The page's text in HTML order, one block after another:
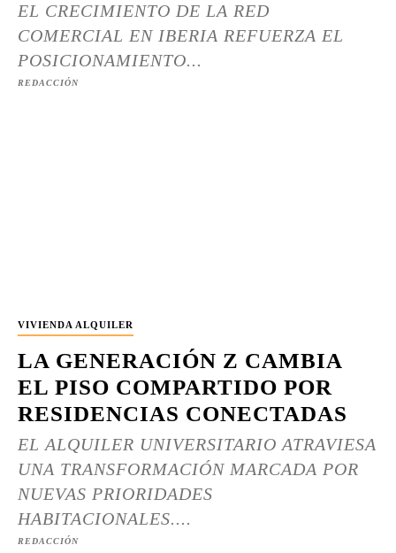
EL CRECIMIENTO DE LA RED
COMERCIAL EN IBERIA REFUERZA EL
POSICIONAMIENTO...
REDACCIÓN
VIVIENDA ALQUILER
LA GENERACIÓN Z CAMBIA
EL PISO COMPARTIDO POR
RESIDENCIAS CONECTADAS
EL ALQUILER UNIVERSITARIO ATRAVIESA
UNA TRANSFORMACIÓN MARCADA POR
NUEVAS PRIORIDADES
HABITACIONALES....
REDACCIÓN